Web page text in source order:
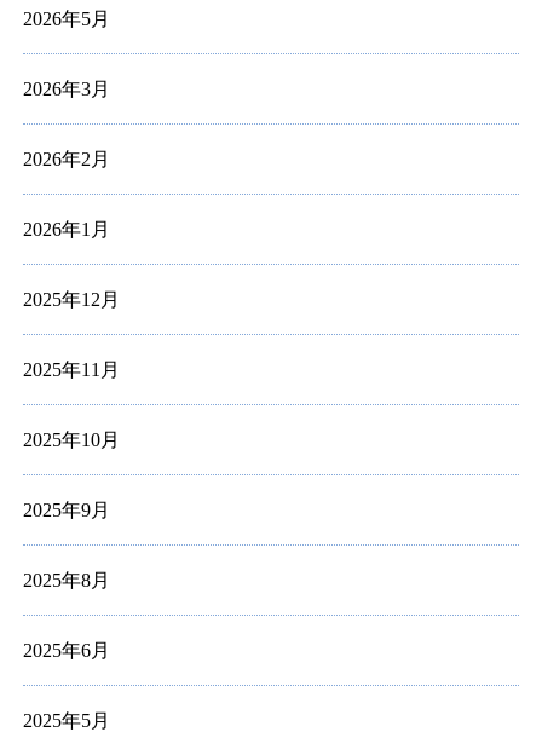
2026年5月
2026年3月
2026年2月
2026年1月
2025年12月
2025年11月
2025年10月
2025年9月
2025年8月
2025年6月
2025年5月